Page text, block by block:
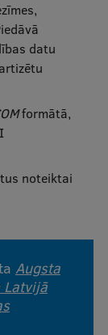
datu
formātā,
noteiktai
Augsta
Latvijā